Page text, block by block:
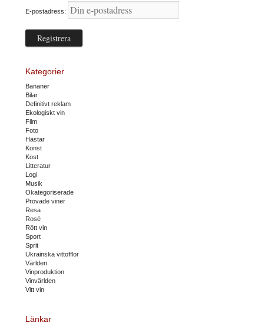
E-postadress:
Kategorier
Bananer
Bilar
Definitivt reklam
Ekologiskt vin
Film
Foto
Hästar
Konst
Kost
Litteratur
Logi
Musik
Okategoriserade
Provade viner
Resa
Rosé
Rött vin
Sport
Sprit
Ukrainska vittofflor
Världen
Vinproduktion
Vinvärlden
Vitt vin
Länkar